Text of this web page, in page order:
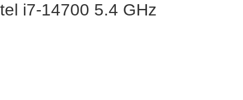
i7-14700 5.4 GHz